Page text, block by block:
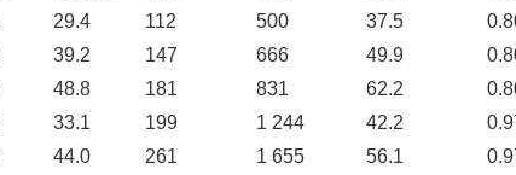
29.4 112 500 37.5
39.2 147 666 49.9
48.8 181 831 62.2
33.1 199 1 244 42.2
44.0 261 1 655 56.1